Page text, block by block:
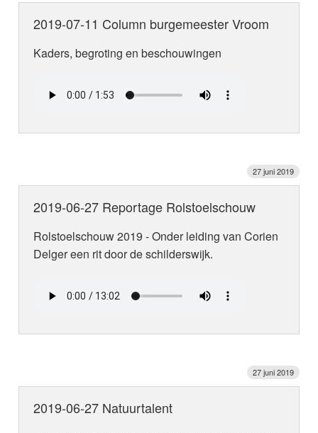
2019-07-11 Column burgemeester Vroom
Kaders, begroting en beschouwingen
27 juni 2019
2019-06-27 Reportage Rolstoelschouw
Rolstoelschouw 2019 - Onder leiding van Corien
Delger een rit door de schilderswijk.
27 juni 2019
2019-06-27 Natuurtalent